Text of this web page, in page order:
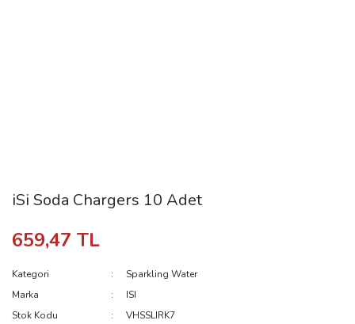
iSi Soda Chargers 10 Adet
659,47 TL
Kategori
Sparkling Water
Marka
ISI
Stok Kodu
VHSSLIRK7